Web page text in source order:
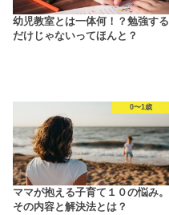
幼児教室とは一体何！？勉強する
だけじゃないってほんと？
0〜1歳
ママが抱える子育て１０の悩み。
その内容と解決法とは？